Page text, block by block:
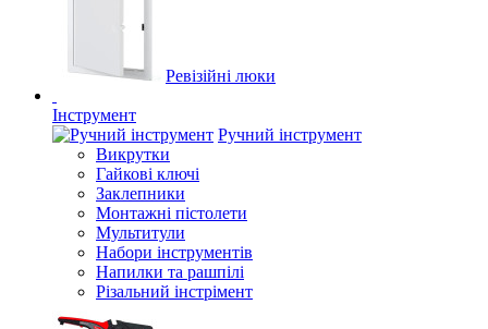
Ревізійні люки
Інструмент
Ручний інструмент
Викрутки
Гайкові ключі
Заклепники
Монтажні пістолети
Мультитули
Набори інструментів
Напилки та рашпілі
Різальний інстрімент